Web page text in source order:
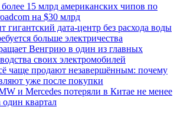
более 15 млрд американских чипов по
на $30 млрд
гигантский дата-центр без расхода воды
больше электричества
Венгрию в один из главных
своих электромобилей
чаще продают незавершённым: почему
уже после покупки
и Mercedes потеряли в Китае не менее
квартал